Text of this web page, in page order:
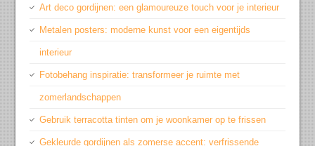
Art deco gordijnen: een glamoureuze touch voor je interieur
Metalen posters: moderne kunst voor een eigentijds
interieur
Fotobehang inspiratie: transformeer je ruimte met
zomerlandschappen
Gebruik terracotta tinten om je woonkamer op te frissen
Gekleurde gordijnen als zomerse accent: verfrissende